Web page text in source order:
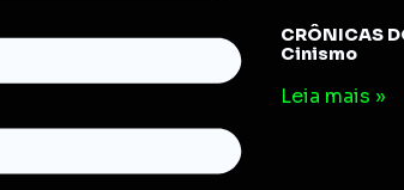
CRÔNICAS
Cinismo
Leia mais »